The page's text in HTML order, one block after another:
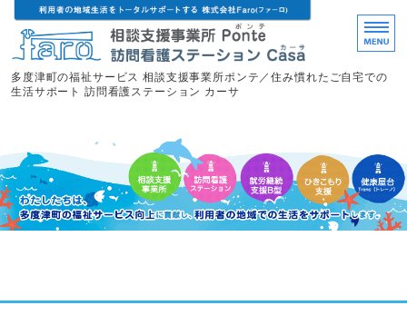
多度津町の福祉サービス 相談支援事業所ポンテ／住み慣れたご自宅での
生活サポート 訪問看護ステーション カーサ
相談支援事業所ポンテ
訪問看護ステーション カーサ